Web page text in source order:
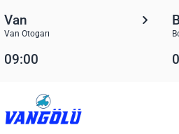
Van
Van Otogarı
09:00